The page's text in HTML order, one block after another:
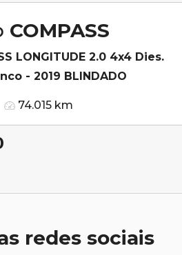
COMPASS
LONGITUDE 2.0 4x4 Dies.
- 2019 BLINDADO
74.015 km
redes sociais